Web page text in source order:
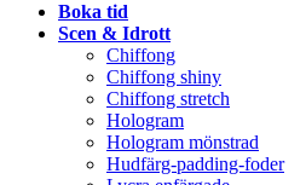
Boka tid
Scen & Idrott
Chiffong
Chiffong shiny
Chiffong stretch
Hologram
Hologram mönstrad
Hudfärg-padding-foder